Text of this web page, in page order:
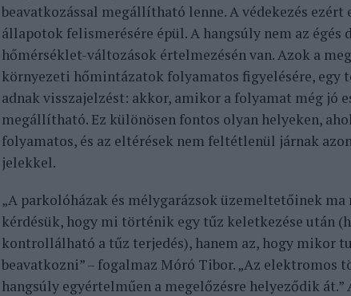
beavatkozással megállítható lenne. A védekezés ezért
állapotok felismerésére épül. A hangsúly nem az égés
hőmérséklet-változások értelmezésén van. Azok a
környezeti hőmintázatok folyamatos figyelésére, egy
adnak visszajelzést: akkor, amikor a folyamat még jó
megállítható. Ez különösen fontos olyan helyeken,
folyamatos, és az eltérések nem feltétlenül járnak
jelekkel.
„A parkolóházak és mélygarázsok üzemeltetőinek ma
kérdésük, hogy mi történik egy tűz keletkezése után
kontrollálható a tűz terjedés), hanem az, hogy mikor
beavatkozni” – fogalmaz Móró Tibor. „Az elektromos
hangsúly egyértelműen a megelőzésre helyeződik át.”